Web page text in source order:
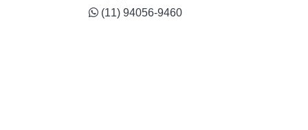
Limpeza de Tártaro para Cães
Dentária Canina
Cachorro
(11) 94056-9460